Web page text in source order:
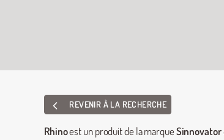
REVENIR À LA RECHERCHE
Rhinoest un produit de la marqueSinnovator